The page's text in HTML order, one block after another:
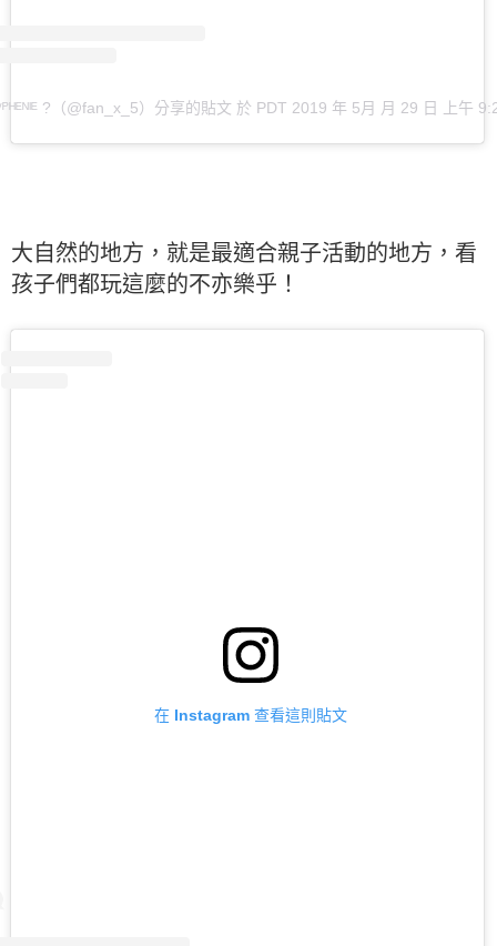
?（@fan_x_5）分享的貼文 於 PDT 2019 年 5月 月 29 日 上午
大自然的地方，就是最適合親子活動的地方，看
孩子們都玩這麼的不亦樂乎！
在 Instagram 查看這則貼文